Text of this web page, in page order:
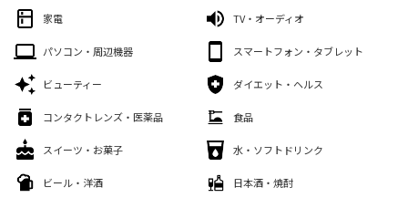
家電 TV・オーディオ
パソコン・周辺機器 スマートフォン・タブレット
ビューティー ダイエット・ヘルス
コンタクトレンズ・医薬品 食品
スイーツ・お菓子 水・ソフトドリンク
ビール・洋酒 日本酒・焼酎